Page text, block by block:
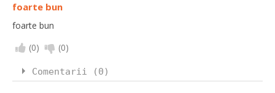
foarte bun
foarte bun
(0) (0)
Comentarii (0)